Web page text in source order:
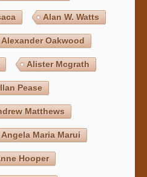
Alan W. Watts
Alexander Oakwood
Alister Mcgrath
Pease
Matthews
Angela Maria Marui
Hooper